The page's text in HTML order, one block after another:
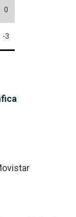
0
-3